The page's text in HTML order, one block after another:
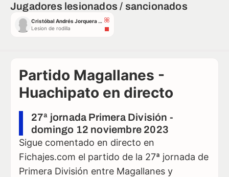
Jugadores lesionados / sancionados
Cristóbal Andrés Jorquera Torres
Lesion de rodilla
Partido Magallanes -
Huachipato en directo
27ª jornada Primera División -
domingo 12 noviembre 2023
Sigue comentado en directo en
Fichajes.com el partido de la 27ª jornada de
Primera División entre Magallanes y